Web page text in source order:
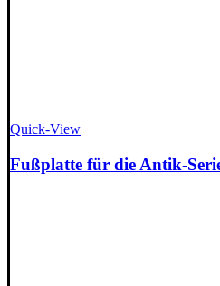
Quick-View
Fußplatte für die Antik-